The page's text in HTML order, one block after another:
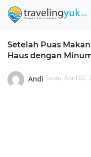
Setelah Puas
Haus dengan
Andi Sabtu, April 02,